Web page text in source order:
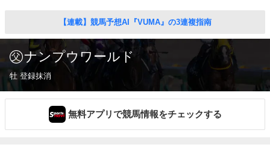
【連載】競馬予想AI『VUMA』の3連複指南
ナンプウワールド
牡 登録抹消
無料アプリで競馬情報をチェックする